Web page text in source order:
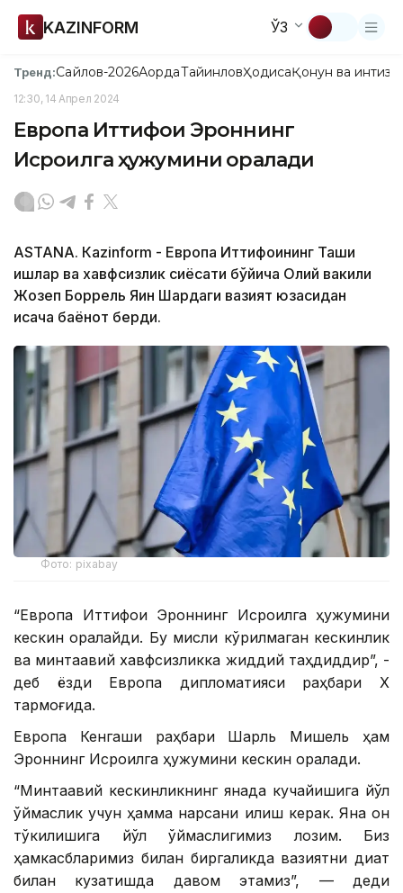
KAZINFORM ЎЗ
Тренд:Сайлов-2026АқордаТайинловҲодисаҚонун ва
12:30, 14 Апрел 2024
Европа Иттифоқи Эроннинг
Исроилга ҳужумини қоралади
ASTANA. Кazinform - Европа Иттифоқининг Ташқи
ишлар ва хавфсизлик сиёсати бўйича Олий вакили
Жозеп Боррель Яқин Шарқдаги вазият юзасидан
қисқача баёнот берди.
Фото: pixabay
“Европа Иттифоқи Эроннинг Исроилга ҳужумини
кескин қоралайди. Бу мисли кўрилмаган кескинлик
ва минтақавий хавфсизликка жиддий таҳдиддир”, -
деб ёзди Европа дипломатияси раҳбари Х
тармоғида.
Европа Кенгаши раҳбари Шарль Мишель ҳам
Эроннинг Исроилга ҳужумини кескин қоралади.
“Минтақавий кескинликнинг янада кучайишига йўл
қўймаслик учун ҳамма нарсани қилиш керак. Яна қон
тўкилишига йўл қўймаслигимиз лозим. Биз
ҳамкасбларимиз билан биргаликда вазиятни диққат
билан кузатишда давом этамиз”, — деди